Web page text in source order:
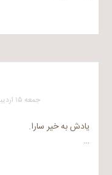
جمعه ۱۵ اردیبهشت ۱۳۸۵ در ۲:۳۷ قبل از ظهر
یادش به خیر سارا.
…